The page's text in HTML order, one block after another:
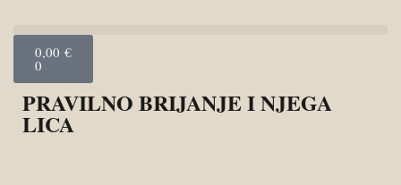
0,00 €
0
PRAVILNO BRIJANJE I NJEGA
LICA